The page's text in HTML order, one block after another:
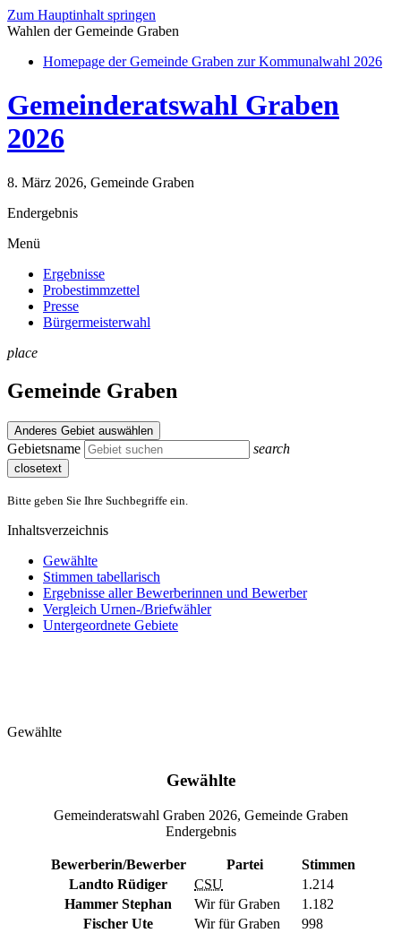
Zum Hauptinhalt springen
Wahlen der Gemeinde Graben
Homepage der Gemeinde Graben zur Kommunalwahl 2026
Gemeinderatswahl Graben
2026
8. März 2026, Gemeinde Graben
Endergebnis
Menü
Ergebnisse
Probestimmzettel
Presse
Bürgermeisterwahl
place
Gemeinde Graben
Anderes Gebiet auswählen
Gebietsname search
closetext
Bitte geben Sie Ihre Suchbegriffe ein.
Inhaltsverzeichnis
Gewählte
Stimmen tabellarisch
Ergebnisse aller Bewerberinnen und Bewerber
Vergleich Urnen-/Briefwähler
Untergeordnete Gebiete
Gewählte
Gewählte
Gemeinderatswahl Graben 2026, Gemeinde Graben
Endergebnis
Bewerberin/Bewerber Partei
Stimmen
Landto Rüdiger
CSU
1.214
Hammer Stephan
Wir für Graben
1.182
Fischer Ute
Wir für Graben
998